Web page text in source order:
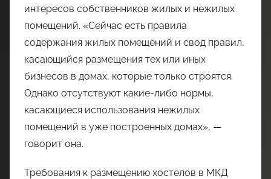
интересов собственников жилых и нежилых
помещений. «Сейчас есть правила
содержания жилых помещений и свод правил,
касающийся размещения тех или иных
бизнесов в домах, которые только строятся.
Однако отсутствуют какие-либо нормы,
касающиеся использования нежилых
помещений в уже построенных домах», —
говорит она.
Требования к размещению хостелов в МКД